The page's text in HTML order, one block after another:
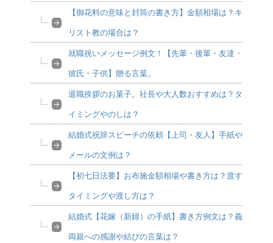
【御花料の意味と封筒の書き方】金額相場は？キ
リスト教の場合は？
就職祝いメッセージ例文！【先輩・後輩・友達・
彼氏・子供】贈る言葉。
退職挨拶のお菓子。社長や大人数おすすめは？タ
イミングやのしは？
結婚式祝辞スピーチの依頼【上司・友人】手紙や
メールの文例は？
【初七日法要】お布施金額相場や書き方は？渡す
タイミングや渡し方は？
結婚式【花嫁（新婦）の手紙】書き方例文は？義
両親への感謝や結びの言葉は？